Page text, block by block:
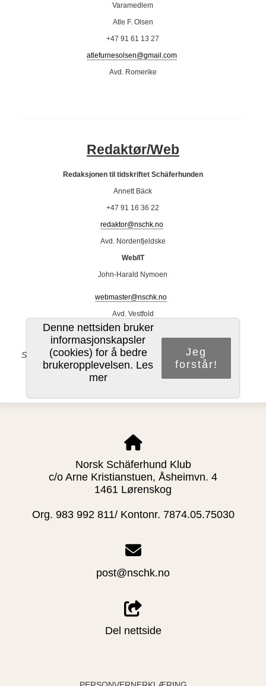
Varamedlem
Atle F. Olsen
+47 91 61 13 27
atlefurnesolsen@gmail.com
Avd. Romerike
Redaktør/Web
Redaksjonen til tidskriftet Schäferhunden
Annett Bäck
+47 91 16 36 22
redaktor@nschk.no
Avd. Nordenfjeldske
Web/IT
John-Harald Nymoen
webmaster@nschk.no
Avd. Vestfold
Sist oppdatert 21.04.2026 kl. 14:27
Norsk Schäferhund Klub
c/o Arne Kristianstuen, Åsheimvn. 4
1461 Lørenskog
Org. 983 992 811/ Kontonr. 7874.05.75030
post@nschk.no
Del nettside
Denne nettsiden bruker
informasjonskapsler
(cookies) for å bedre
brukeropplevelsen. Les
mer
Jeg
forstår!